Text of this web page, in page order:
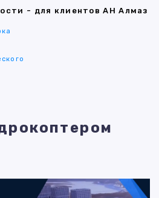
- для клиентов АН Алмаз